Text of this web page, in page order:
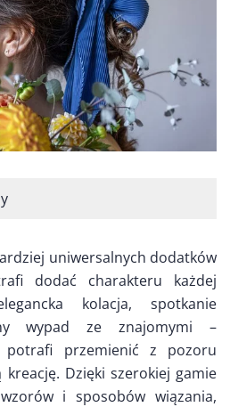
uniwersalnych dodatków
dodać charakteru każdej
kolacja, spotkanie
wypad ze znajomymi –
potrafi przemienić z pozoru
kreację. Dzięki szerokiej gamie
i sposobów wiązania,